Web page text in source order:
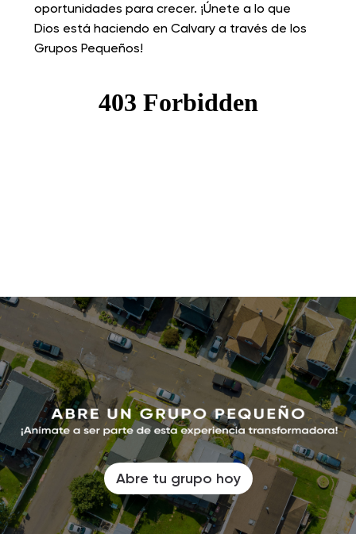
oportunidades para crecer. ¡Únete a lo que
Dios está haciendo en Calvary a través de los
Grupos Pequeños!
Abre tu grupo hoy